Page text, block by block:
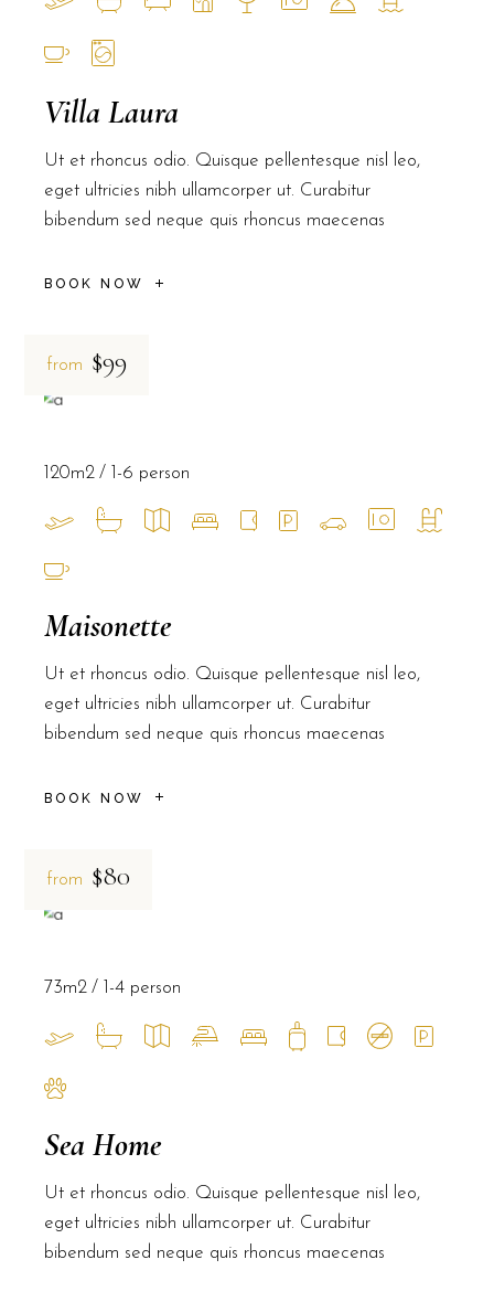
Villa Laura
Ut et rhoncus odio. Quisque pellentesque nisl leo,
eget ultricies nibh ullamcorper ut. Curabitur
bibendum sed neque quis rhoncus maecenas
BOOK NOW
from $99
Maisonette
Ut et rhoncus odio. Quisque pellentesque nisl leo,
eget ultricies nibh ullamcorper ut. Curabitur
bibendum sed neque quis rhoncus maecenas
BOOK NOW
120m2 1-6 person
from $80
Sea Home
Ut et rhoncus odio. Quisque pellentesque nisl leo,
eget ultricies nibh ullamcorper ut. Curabitur
bibendum sed neque quis rhoncus maecenas
73m2 1-4 person